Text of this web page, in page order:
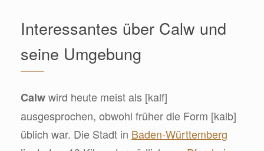
Interessantes über Calw und
seine Umgebung
Calwwird heute meist als [kalf]
ausgesprochen, obwohl früher die Form [kalb]
üblich war. Die Stadt in Baden-Württemberg